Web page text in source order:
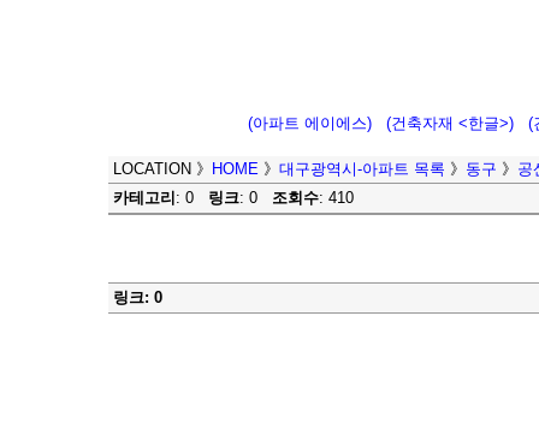
(아파트 에이에스) (건축자재 <한글>) (
LOCATION 》 HOME 》 대구광역시-아파트 목록 》 동구 》 공
카테고리 : 0 링크: 0 조회수: 410
링크: 0